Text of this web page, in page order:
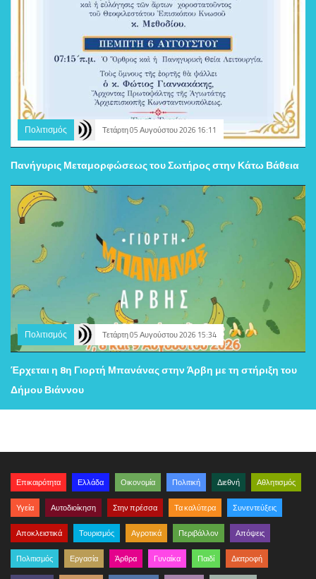
Πολιτισμός Τετάρτη 05 Αυγούστου 2026 16:11
Πανήγυρις Μεταμορφώσεως του Σωτήρος στην Κάτω Βάθεια
Πολιτισμός Τετάρτη 05 Αυγούστου 2026 15:34
Έρχεται η 8η Γιορτή Μπανάνας στην Άρβη με τη στήριξη του
Δήμου Βιάννου
Επικαιρότητα Ελλάδα Οικονομία Πολιτική Διεθνή Αθλητισμός
Υγεία Αυτοδιοίκηση Στην πρέσσα Τα καλύτερα Συνεντεύξεις
Αποκλειστικά Τουρισμός Αγροτικά Περιβάλλον Απόψεις
Πολιτισμός Εργασία Άρθρα Γυναίκα Παιδί Διατροφή